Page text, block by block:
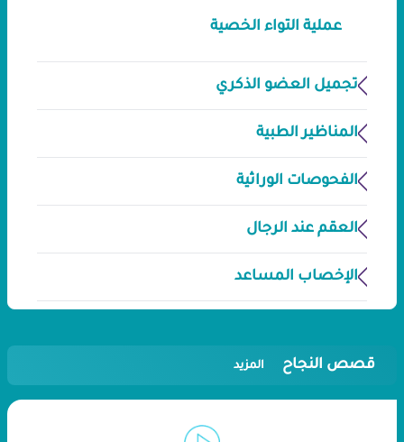
عملية التواء الخصية
تجميل العضو الذكري
المناظير الطبية
الفحوصات الوراثية
العقم عند الرجال
الإخصاب المساعد
قصص النجاح المزيد